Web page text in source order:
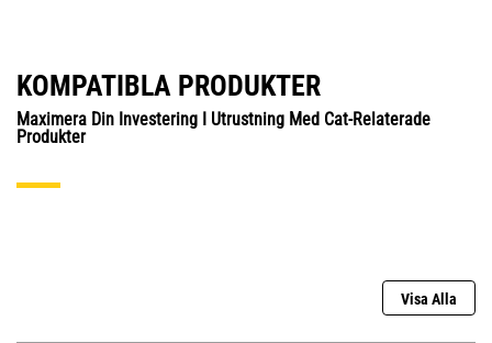
KOMPATIBLA PRODUKTER
Maximera Din Investering I Utrustning Med Cat-Relaterade
Produkter
Visa Alla